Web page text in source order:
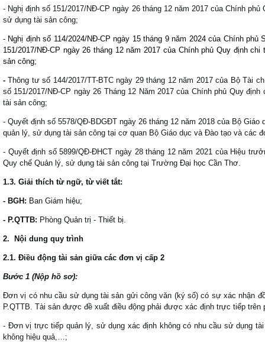
- Nghị định số 151/2017/NĐ-CP ngày 26 tháng 12 năm 2017 của Chính
sử dụng tài sản công;
- Nghị định số 114/2024/NĐ-CP ngày 15 tháng 9 năm 2024 của Chính
151/2017/NĐ-CP ngày 26 tháng 12 năm 2017 của Chính phủ Quy định
sản công;
-Thông tư số 144/2017/TT-BTC ngày 29 tháng 12 năm 2017 của Bộ Tài
số 151/2017/NĐ-CP ngày 26 Tháng 12 Năm 2017 của Chính phủ Quy
tài sản công;
- Quyết định số 5578/QĐ-BDGĐT ngày 26 tháng 12 năm 2018 của Bộ
quản lý, sử dụng tài sản công tại cơ quan Bộ Giáo dục và Đào tạo và các
- Quyết định số 5899/QĐ-ĐHCT ngày 28 tháng 12 năm 2021 của Hiệu
Quy chế Quản lý, sử dụng tài sản công tại Trường Đại học Cần Thơ.
1.3. Giải thích từ ngữ, từ viết tắt:
- BGH: Ban Giám hiệu;
- P.QTTB: Phòng Quản trị - Thiết bị.
2. Nội dung quy trình
2.1. Điều động tài sản giữa các đơn vị cấp 2
Bước 1 (Nộp hồ sơ):
Đơn vị có nhu cầu sử dụng tài sản gửi công văn (ký số) có sự xác nhận
P.QTTB. Tài sản được đề xuất điều động phải được xác định trực tiếp trên
- Đơn vị trực tiếp quản lý, sử dụng xác định không có nhu cầu sử dụng
không hiệu quả,…;